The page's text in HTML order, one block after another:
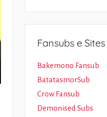
Fansubs e
Bakemono Fansub
BatatasmorSub
Crow Fansub
Demonised Subs